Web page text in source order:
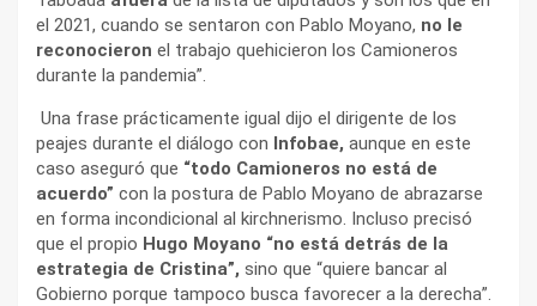
el 2021, cuando se sentaron con Pablo Moyano, no le
reconocieron el trabajo quehicieron los Camioneros
durante la pandemia”.
Una frase prácticamente igual dijo el dirigente de los
peajes durante el diálogo con Infobae, aunque en este
caso aseguró que “todo Camioneros no está de
acuerdo” con la postura de Pablo Moyano de abrazarse
en forma incondicional al kirchnerismo. Incluso precisó
que el propio Hugo Moyano “no está detrás de la
estrategia de Cristina”, sino que “quiere bancar al
Gobierno porque tampoco busca favorecer a la derecha”.